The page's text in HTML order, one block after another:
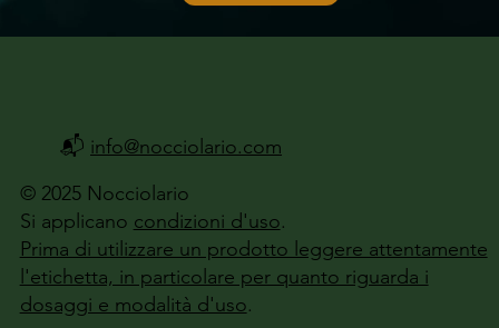
© 2025 Nocciolario
Si applicano condizioni d'uso.
Prima di utilizzare un prodotto leggere attentamente
l'etichetta, in particolare per quanto riguarda i
dosaggi e modalità d'uso.
📬 info@nocciolario.com